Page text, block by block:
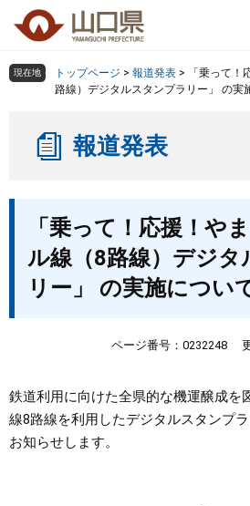
の
ー
組織で探す
くらし・環境
健康・福祉
教育・文化・スポーツ
しごと・産業・観光
まちづくり
検索の仕方 組織で探す
現在地 トップページ > 報道発表 >
「乗って
路線）デジタルスタンプラリー」 の実
報道発表
「乗って！応援！や
ル線（8路線）デジタ
リー」 の実施につい
ページ番号：0232248
鉄道利用に向けた全県的な機運醸成を
線8路線を利用したデジタルスタンプ
お知らせします。